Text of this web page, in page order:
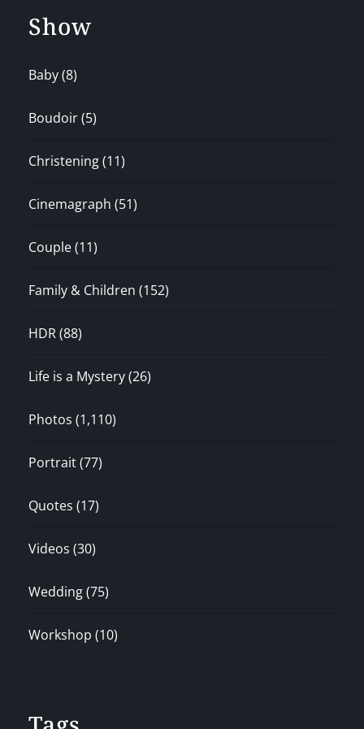
Show
Baby(8)
Boudoir(5)
Christening(11)
Cinemagraph (51)
Couple(11)
Family & Children (152)
HDR(88)
Life is a Mystery(26)
Photos (1,110)
Portrait(77)
Quotes (17)
Videos (30)
Wedding(75)
Workshop (10)